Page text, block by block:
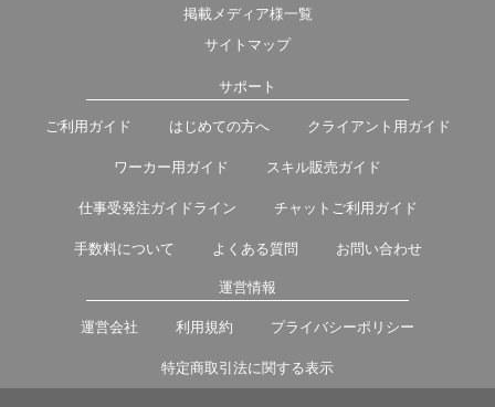
掲載メディア様一覧
サイトマップ
サポート
ご利用ガイド はじめての方へ クライアント用ガイド
ワーカー用ガイド スキル販売ガイド
仕事受発注ガイドライン チャットご利用ガイド
手数料について よくある質問 お問い合わせ
運営情報
運営会社 利用規約 プライバシーポリシー
特定商取引法に関する表示